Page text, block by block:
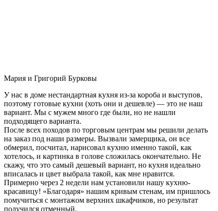
Мария и Григорий Бурковы
У нас в доме нестандартная кухня из-за короба и выступов,
поэтому готовые кухни (хоть они и дешевле) — это не наш
вариант. Мы с мужем много где были, но не нашли
подходящего варианта.
После всех походов по торговым центрам мы решили делать
на заказ под наши размеры. Вызвали замерщика, он все
обмерил, посчитал, нарисовал кухню именно такой, как
хотелось, и картинка в голове сложилась окончательно. Не
скажу, что это самый дешевый вариант, но кухня идеально
вписалась и цвет выбрала такой, как мне нравится.
Примерно через 2 недели нам установили нашу кухню-
красавицу! «Благодаря» нашим кривым стенам, им пришлось
помучиться с монтажом верхних шкафчиков, но результат
получился отменный.